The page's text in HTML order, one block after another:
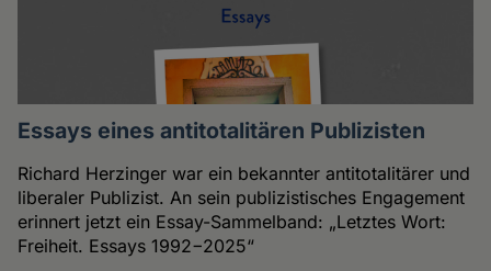
Essays eines antitotalitären Publizisten
Richard Herzinger war ein bekannter antitotalitärer und
liberaler Publizist. An sein publizistisches Engagement
erinnert jetzt ein Essay-Sammelband: „Letztes Wort:
Freiheit. Essays 1992−2025“